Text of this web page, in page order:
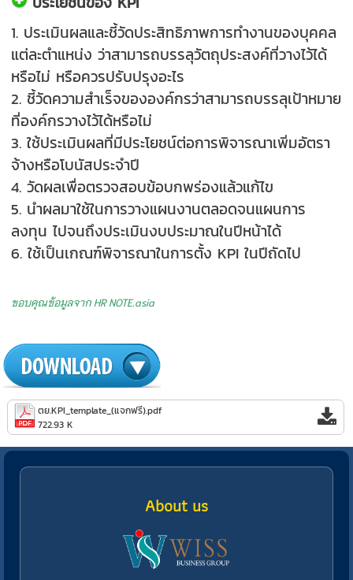
1. ประเมินผลและชี้วัดประสิทธิภาพการทำงานของบุคคล
แต่ละตำแหน่ง ว่าสามารถบรรลุวัตถุประสงค์ที่วางไว้ได้
หรือไม่ หรือควรปรับปรุงอะไร
2. ชี้วัดความสำเร็จขององค์กรว่าสามารถบรรลุเป้าหมาย
ที่องค์กรวางไว้ได้หรือไม่
3. ใช้ประเมินผลที่มีประโยชน์ต่อการพิจารณาเพิ่มอัตรา
จ้างหรือโบนัสประจำปี
4. วัดผลเพื่อตรวจสอบข้อบกพร่องแล้วแก้ไข
5. นำผลมาใช้ในการวางแผนงานตลอดจนแผนการ
ลงทุน ไปจนถึงประเมินงบประมาณในปีหน้าได้
6. ใช้เป็นเกณฑ์พิจารณาในการตั้ง KPI ในปีถัดไป
ขอบคุณข้อมูลจาก HR NOTE.asia
ตย.KPI_template_(แจกฟรี).pdf
722.93 K
About us